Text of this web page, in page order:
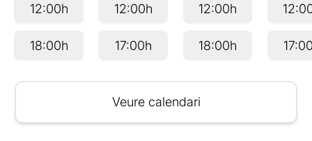
12:00h
18:00h
12:00h
17:00h
12:00h
18:00h
Veure calendari